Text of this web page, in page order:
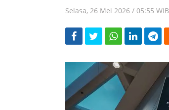
Selasa, 26 Mei 2026 / 05:55 WIB